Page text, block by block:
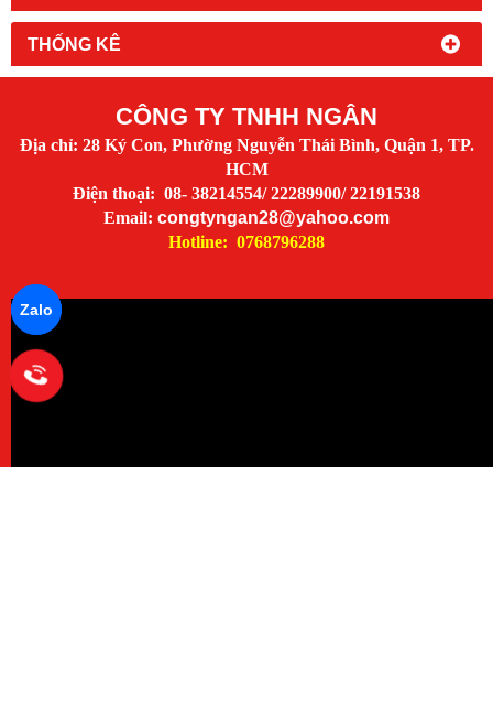
THỐNG KÊ
CÔNG TY TNHH NGÂN
Địa chỉ: 28 Ký Con, Phường Nguyễn Thái Bình, Quận 1, TP.
HCM
Điện thoại: 08- 38214554/ 22289900/ 22191538
Email: congtyngan28@yahoo.com
Hotline: 0768796288
Zalo